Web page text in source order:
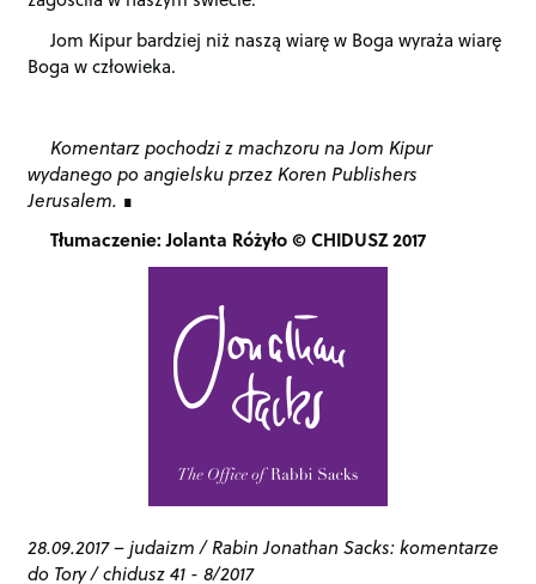
Jom Kipur bardziej niż naszą wiarę w Boga wyraża wiarę
Boga w człowieka.
Komentarz pochodzi z machzoru na Jom Kipur
wydanego po angielsku przez Koren Publishers
Jerusalem.
Tłumaczenie: Jolanta Różyło © CHIDUSZ 2017
28.09.2017–judaizm/Rabin Jonathan Sacks: komentarze
do Tory/chidusz 41 - 8/2017